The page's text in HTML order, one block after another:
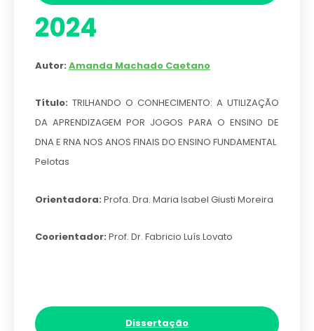
2024
Autor: Amanda Machado Caetano
Título: TRILHANDO O CONHECIMENTO: A UTILIZAÇÃO
DA APRENDIZAGEM POR JOGOS PARA O ENSINO DE
DNA E RNA NOS ANOS FINAIS DO ENSINO FUNDAMENTAL
Pelotas
Orientadora: Profa. Dra. Maria Isabel Giusti Moreira
Coorientador: Prof. Dr. Fabricio Luís Lovato
Dissertação